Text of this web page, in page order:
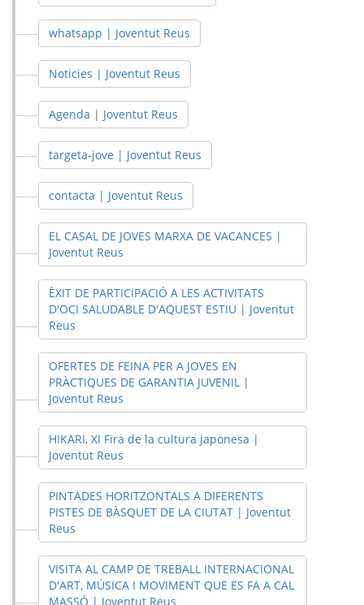
whatsapp | Joventut Reus
Noticies | Joventut Reus
Agenda | Joventut Reus
targeta-jove | Joventut Reus
contacta | Joventut Reus
EL CASAL DE JOVES MARXA DE VACANCES |
Joventut Reus
ÈXIT DE PARTICIPACIÓ A LES ACTIVITATS
D'OCI SALUDABLE D'AQUEST ESTIU | Joventut
Reus
OFERTES DE FEINA PER A JOVES EN
PRÀCTIQUES DE GARANTIA JUVENIL |
Joventut Reus
HIKARI, XI Fira de la cultura japonesa |
Joventut Reus
PINTADES HORITZONTALS A DIFERENTS
PISTES DE BÀSQUET DE LA CIUTAT | Joventut
Reus
VISITA AL CAMP DE TREBALL INTERNACIONAL
D'ART, MÚSICA I MOVIMENT QUE ES FA A CAL
MASSÓ | Joventut Reus